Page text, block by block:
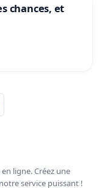
chances, et
ligne. Créez une
service puissant !